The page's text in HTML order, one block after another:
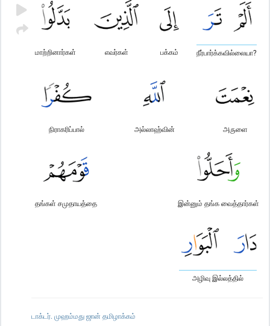
நீர்பார்க்கவில்லையா?
பக்கம்
எவர்கள்
மாற்றினார்கள்
அருளை
அல்லாஹ்வின்
நிராகரிப்பால்
இன்னும் தங்க வைத்தார்கள்
தங்கள் சமுதாயத்தை
அழிவு இல்லத்தில்
டாக்டர். முஹம்மது ஜான் தமிழாக்கம்